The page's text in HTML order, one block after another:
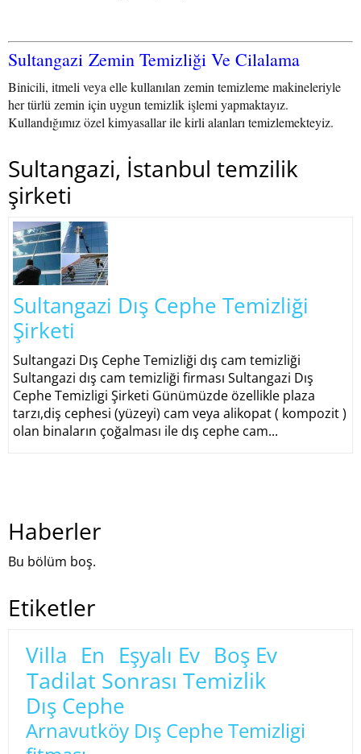
Sultangazi Zemin Temizliği Ve Cilalama
Binicili, itmeli veya elle kullanılan zemin temizleme makineleriyle
her türlü zemin için uygun temizlik işlemi yapmaktayız.
Kullandığımız özel kimyasallar ile kirli alanları temizlemekteyiz.
Sultangazi, İstanbul temzilik
şirketi
Sultangazi Dış Cephe Temizliği
Şirketi
Sultangazi Dış Cephe Temizliği dış cam temizliği
Sultangazi dış cam temizliği firması Sultangazi Dış
Cephe Temizligi Şirketi Günümüzde özellikle plaza
tarzı,diş cephesi (yüzeyi) cam veya alikopat ( kompozit )
olan binaların çoğalması ile dış cephe cam...
Haberler
Bu bölüm boş.
Etiketler
Villa En Eşyalı Ev Boş Ev
Tadilat Sonrası Temizlik
Dış Cephe
Arnavutköy Dış Cephe Temizligi